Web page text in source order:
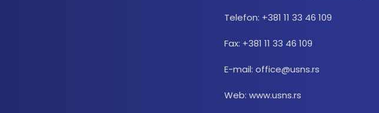
Telefon: +381 11 33 46 109
Fax: +381 11 33 46 109
E-mail: office@usns.rs
Web: www.usns.rs